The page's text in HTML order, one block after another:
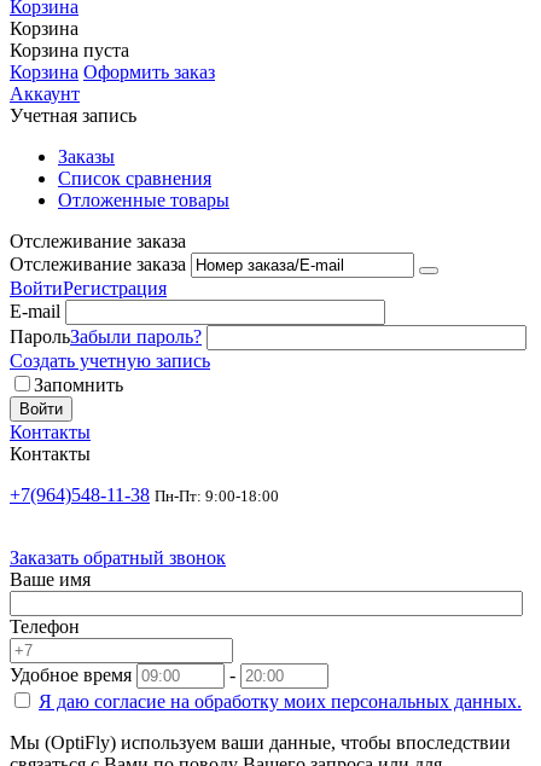
Корзина
Корзина
Корзина пуста
Корзина Оформить заказ
Аккаунт
Учетная запись
Заказы
Список сравнения
Отложенные товары
Отслеживание заказа
Отслеживание заказа
ВойтиРегистрация
E-mail
ПарольЗабыли пароль?
Создать учетную запись
Запомнить
Войти
Контакты
Контакты
+7(964)548-11-38 Пн-Пт: 9:00-18:00
Заказать обратный звонок
Ваше имя
Телефон
Удобное время
-
Я даю согласие на обработку моих персональных данных.
Мы (OptiFly) используем ваши данные, чтобы впоследствии